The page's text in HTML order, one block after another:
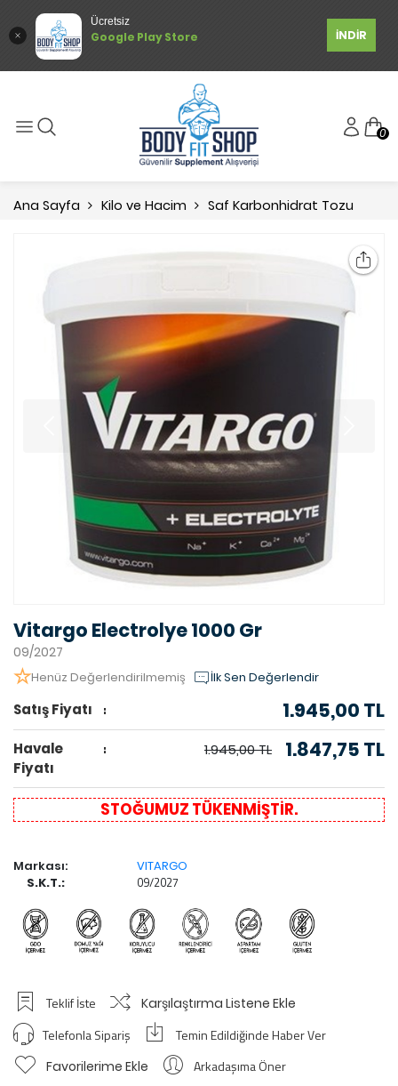
Ücretsiz
Google Play Store İNDİR
0
Ana Sayfa Kilo ve Hacim Saf Karbonhidrat Tozu
Vitargo Electrolye 1000 Gr
09/2027
Henüz Değerlendirilmemiş İlk Sen Değerlendir
Satış Fiyatı 1.945,00 TL
Havale
Fiyatı
1.945,00 TL 1.847,75 TL
STOĞUMUZ TÜKENMIŞTIR.
Markası:
VITARGO
S.K.T.:
09/2027
Teklif İste Karşılaştırma Listene Ekle
Telefonla Sipariş Temin Edildiğinde Haber Ver
Favorilerime Ekle Arkadaşıma Öner